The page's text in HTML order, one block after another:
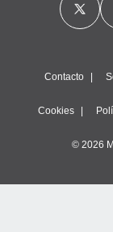
Contacto
Cookies
© 2026